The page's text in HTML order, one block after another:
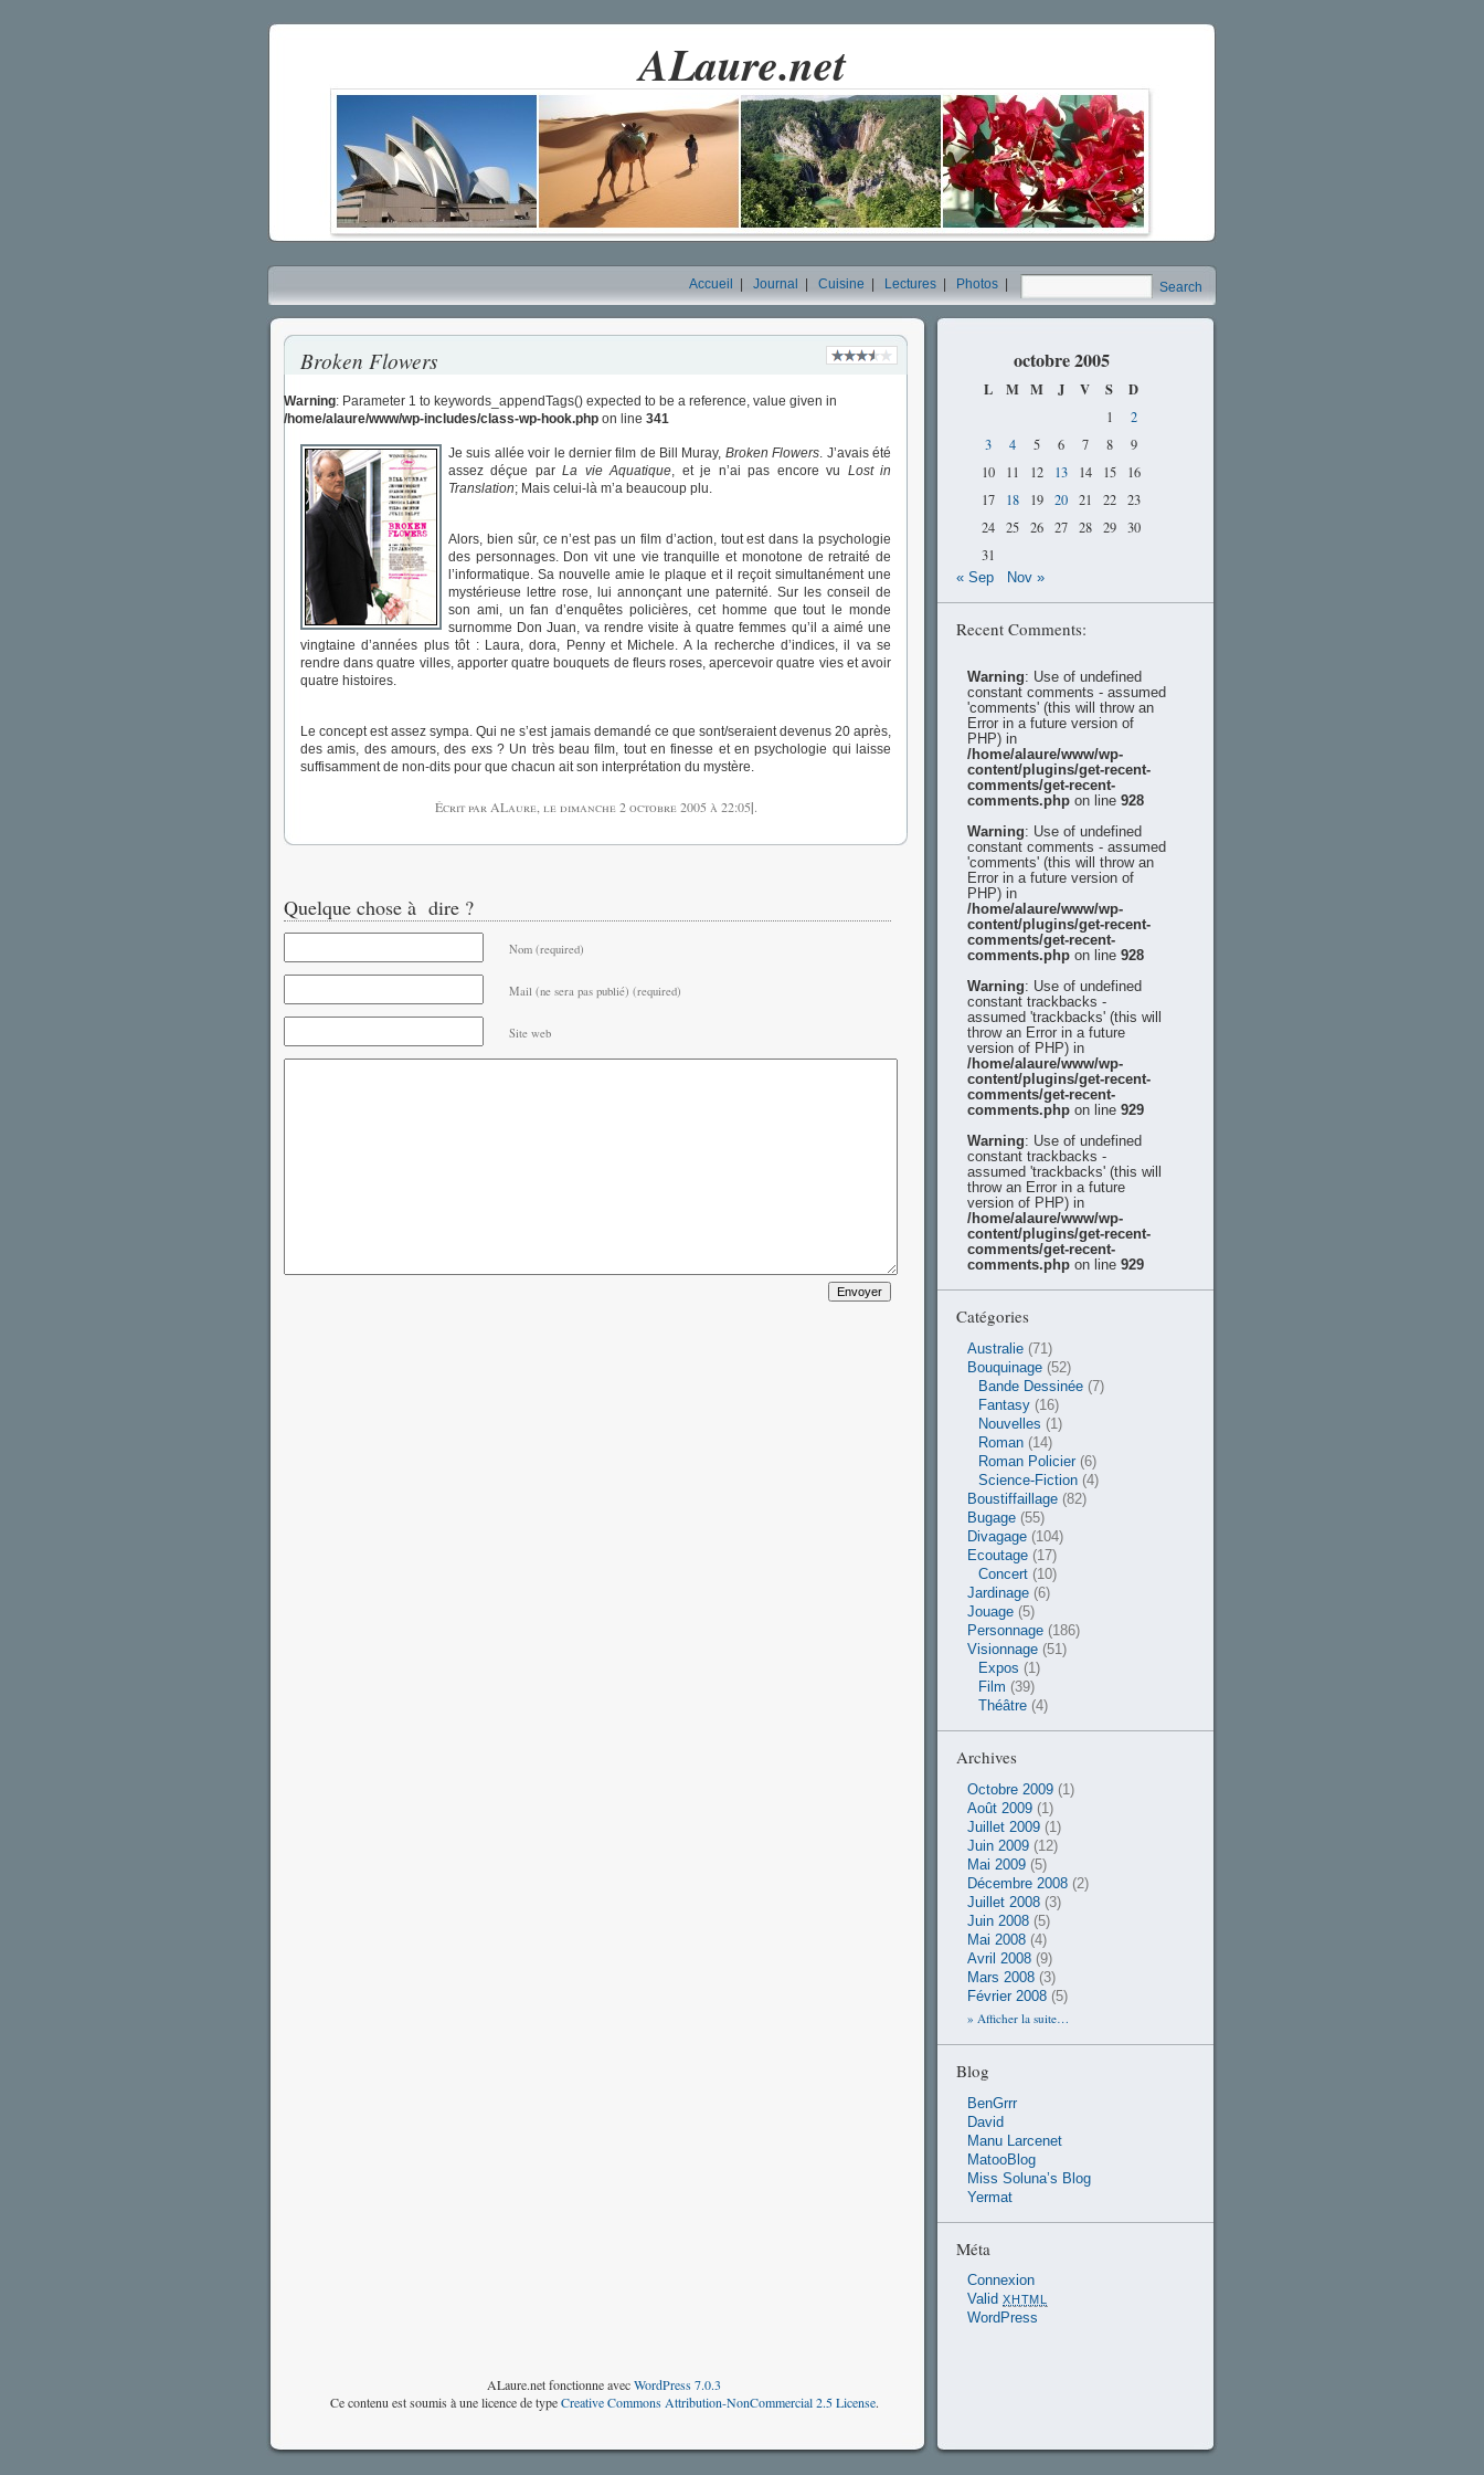
ALaure.net
Search
Accueil Journal Cuisine Lectures Photos
Broken Flowers
Warning: Parameter 1 to keywords_appendTags() expected to be a reference, value given in
/home/alaure/www/wp-includes/class-wp-hook.php on line 341
Je suis allée voir le dernier film de Bill Muray, Broken Flowers. J’avais été
assez déçue parLa vie Aquatique, et je n’ai pas encore vu Lost in
Translation; Mais celui-là m’a beaucoup plu.
Alors, bien sûr, ce n’est pas un film d’action, tout est dans la psychologie
des personnages. Don vit une vie tranquille et monotone de retraité de
l’informatique. Sa nouvelle amie le plaque et il reçoit simultanément une
mystérieuse lettre rose, lui annonçant une paternité. Sur les conseil de
son ami, un fan d’enquêtes policières, cet homme que tout le monde
surnomme Don Juan, va rendre visite à quatre femmes qu’il a aimé une
vingtaine d’années plus tôt : Laura, dora, Penny et Michele. A la recherche d’indices, il va se
rendre dans quatre villes, apporter quatre bouquets de fleurs roses, apercevoir quatre vies et avoir
quatre histoires.
Le concept est assez sympa. Qui ne s’est jamais demandé ce que sont/seraient devenus 20 après,
des amis, des amours, des exs ? Un très beau film, tout en finesse et en psychologie qui laisse
suffisamment de non-dits pour que chacun ait son interprétation du mystère.
Écrit par ALaure, le dimanche 2 octobre 2005 à 22:05|.
Quelque chose à dire ?
Nom (required)
Mail (ne sera pas publié) (required)
Site web
octobre 2005
L M M J V S D
1
2
3
4 5 6 7 8
9
10
11 12 13 14 15
16
17
18 19 20 21 22
23
24 25 26 27 28 29
30
31
« Sep Nov »
Recent Comments:
Warning: Use of undefined
constant comments - assumed
'comments' (this will throw an
Error in a future version of
PHP) in
/home/alaure/www/wp-
content/plugins/get-recent-
comments/get-recent-
comments.php on line 928
Warning: Use of undefined
constant comments - assumed
'comments' (this will throw an
Error in a future version of
PHP) in
/home/alaure/www/wp-
content/plugins/get-recent-
comments/get-recent-
comments.php on line 928
Warning: Use of undefined
constant trackbacks -
assumed 'trackbacks' (this will
throw an Error in a future
version of PHP) in
/home/alaure/www/wp-
content/plugins/get-recent-
comments/get-recent-
comments.php on line 929
Warning: Use of undefined
constant trackbacks -
assumed 'trackbacks' (this will
throw an Error in a future
version of PHP) in
/home/alaure/www/wp-
content/plugins/get-recent-
comments/get-recent-
comments.php on line 929
Catégories
Australie (71)
Bouquinage (52)
Bande Dessinée (7)
Fantasy (16)
Nouvelles (1)
Roman (14)
Roman Policier (6)
Science-Fiction (4)
Boustiffaillage (82)
Bugage (55)
Divagage (104)
Ecoutage (17)
Concert (10)
Jardinage (6)
Jouage (5)
Personnage (186)
Visionnage (51)
Expos (1)
Film (39)
Théâtre (4)
Archives
Octobre 2009 (1)
Août 2009 (1)
Juillet 2009 (1)
Juin 2009 (12)
Mai 2009 (5)
Décembre 2008 (2)
Juillet 2008 (3)
Juin 2008 (5)
Mai 2008 (4)
Avril 2008 (9)
Mars 2008 (3)
Février 2008 (5)
» Afficher la suite…
Blog
BenGrrr
David
Manu Larcenet
MatooBlog
Miss Soluna’s Blog
Yermat
Méta
Connexion
Valid XHTML
WordPress
ALaure.net fonctionne avecWordPress 7.0.3
Ce contenu est soumis à une licence de typeCreative Commons Attribution-NonCommercial 2.5 License.